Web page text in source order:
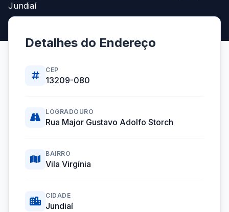
Jundiaí
Detalhes do Endereço
CEP
13209-080
LOGRADOURO
Rua Major Gustavo Adolfo Storch
BAIRRO
Vila Virgínia
CIDADE
Jundiaí